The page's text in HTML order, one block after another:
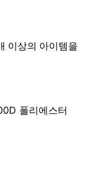
이상의 아이템을
폴리에스터